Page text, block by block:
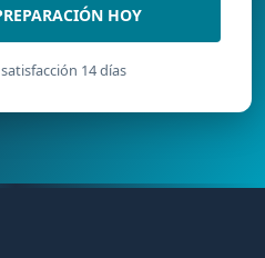
HOY
14 días